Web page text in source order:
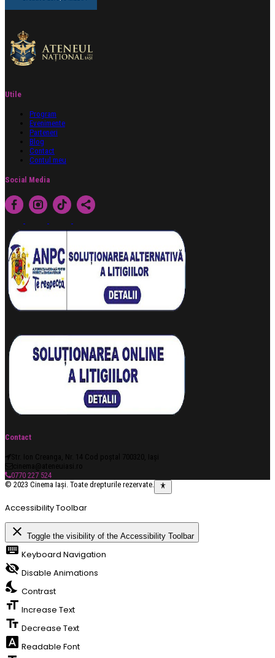
Utile
Program
Evenimente
Parteneri
Blog
Contact
Contul meu
Social Media
Contact
Str. Ion Creanga, Nr. 14 Cod poștal 700320, Iași
cinema@ateneuiasi.ro
0770 227 524
© 2023 Cinema Iași. Toate drepturile rezervate.
Accessibility Toolbar
close Toggle the visibility of the Accessibility Toolbar
keyboard Keyboard Navigation
visibility_off Disable Animations
nights_stay Contrast
format_size Increase Text
text_fields Decrease Text
font_download Readable Font